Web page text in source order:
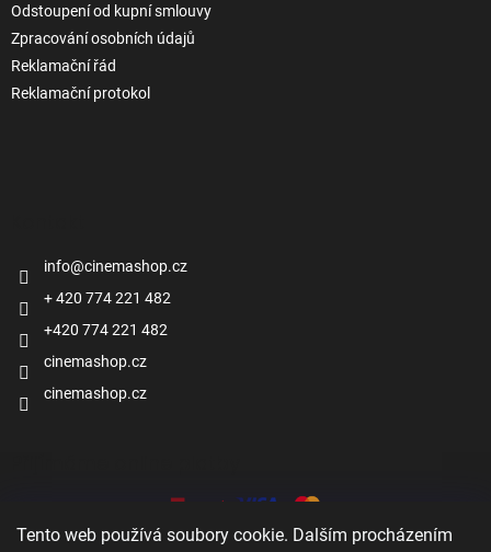
Tento web používá soubory cookie. Dalším procházením
Odstoupení od kupní smlouvy
Zpracování osobních údajů
Reklamační řád
Reklamační protokol
info@cinemashop.cz
+ 420 774 221 482
+420 774 221 482
cinemashop.cz
cinemashop.cz